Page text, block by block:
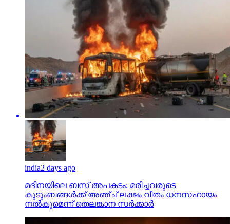
india2 days ago
മദീനയിലെ ബസ് അപകടം; മരിച്ചവരുടെ
കുടുംബങ്ങള്‍ക്ക് അഞ്ച് ലക്ഷം വീതം ധനസഹായം
നല്‍കുമെന്ന് തെലങ്കാന സര്‍ക്കാര്‍